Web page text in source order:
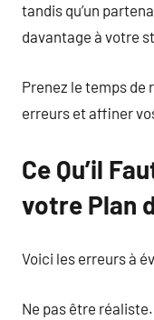
tandis qu’un
davantage à votre
Prenez le temps
erreurs et affiner
Ce Qu’il
votre Plan
Voici les erreurs à
Ne pas être réaliste.